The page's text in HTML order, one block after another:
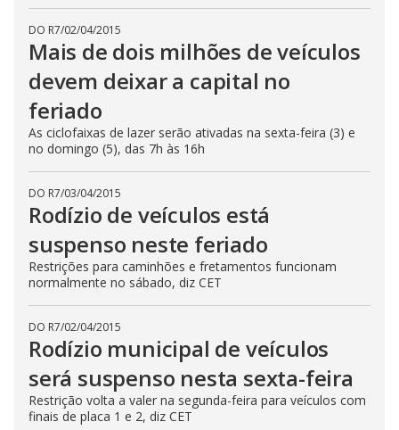
DO R7/02/04/2015
Mais de dois milhões de veículos
devem deixar a capital no
feriado
As ciclofaixas de lazer serão ativadas na sexta-feira (3) e
no domingo (5), das 7h às 16h
DO R7/03/04/2015
Rodízio de veículos está
suspenso neste feriado
Restrições para caminhões e fretamentos funcionam
normalmente no sábado, diz CET
DO R7/02/04/2015
Rodízio municipal de veículos
será suspenso nesta sexta-feira
Restrição volta a valer na segunda-feira para veículos com
finais de placa 1 e 2, diz CET